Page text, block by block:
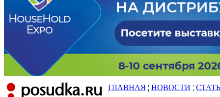
ГЛАВНАЯ ¦ НОВОСТИ ¦